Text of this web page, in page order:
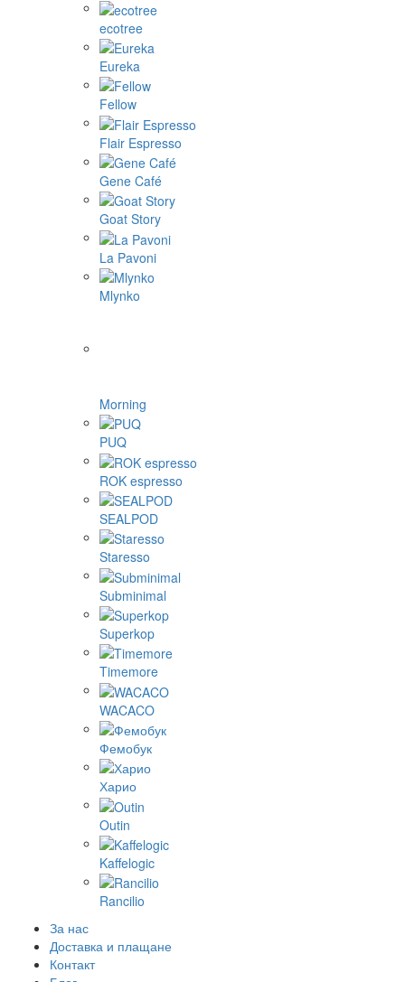
ecotree
Eureka
Fellow
Flair Espresso
Gene Café
Goat Story
La Pavoni
Mlynko
Morning
PUQ
ROK espresso
SEALPOD
Staresso
Subminimal
Superkop
Timemore
WACACO
Фемобук
Харио
Outin
Kaffelogic
Rancilio
За нас
Доставка и плащане
Контакт